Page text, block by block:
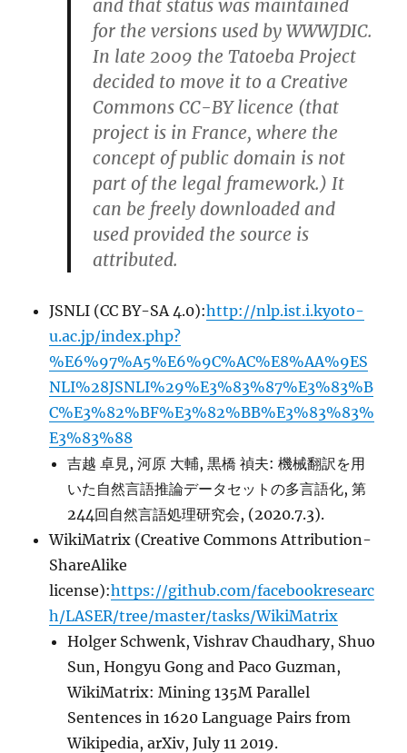
and that status was maintained
for the versions used by WWWJDIC.
In late 2009 the Tatoeba Project
decided to move it to a Creative
Commons CC-BY licence (that
project is in France, where the
concept of public domain is not
part of the legal framework.) It
can be freely downloaded and
used provided the source is
attributed.
JSNLI (CC BY-SA 4.0):http://nlp.ist.i.kyoto-
u.ac.jp/index.php?
%E6%97%A5%E6%9C%AC%E8%AA%9ES
NLI%28JSNLI%29%E3%83%87%E3%83%B
C%E3%82%BF%E3%82%BB%E3%83%83%
E3%83%88
吉越 卓見, 河原 大輔, 黒橋 禎夫: 機械翻訳を用
いた自然言語推論データセットの多言語化, 第
244回自然言語処理研究会, (2020.7.3).
WikiMatrix (Creative Commons Attribution-
ShareAlike
license):https://github.com/facebookresearc
h/LASER/tree/master/tasks/WikiMatrix
Holger Schwenk, Vishrav Chaudhary, Shuo
Sun, Hongyu Gong and Paco Guzman,
WikiMatrix: Mining 135M Parallel
Sentences in 1620 Language Pairs from
Wikipedia, arXiv, July 11 2019.